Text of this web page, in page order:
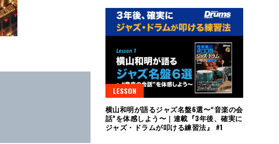
LESSON
横山和明が語るジャズ名盤6選〜“音楽の会
話”を体感しよう〜｜連載『3年後、確実に
ジャズ・ドラムが叩ける練習法』 #1